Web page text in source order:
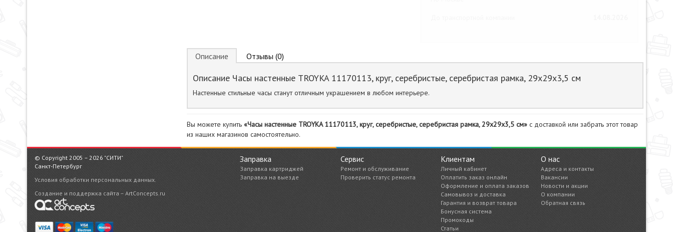
Описание Отзывы (0)
Описание Часы настенные TROYKA 11170113, круг, серебристые, серебристая рамка, 29х29х3,5 см
Настенные стильные часы станут отличным украшением в любом интерьере.
Вы можете купить «Часы настенные TROYKA 11170113, круг, серебристые, серебристая рамка, 29х29х3,5 см»с доставкой или забрать этот товар
из наших магазинов самостоятельно.
Заправка
Заправка картриджей
Заправка на выезде
Сервис
Ремонт и обслуживание
Проверить статус ремонта
Клиентам
Личный кабинет
Оплатить заказ онлайн
Оформление и оплата заказов
Самовывоз и доставка
Гарантия и возврат товара
Бонусная система
Промокоды
Статьи
О нас
Адреса и контакты
Вакансии
Новости и акции
О компании
Обратная связь
© Copyright 2005 – 2026 "СИТИ"
Санкт-Петербург
Условия обработки персональных данных.
Создание и поддержка сайта – ArtConcepts.ru